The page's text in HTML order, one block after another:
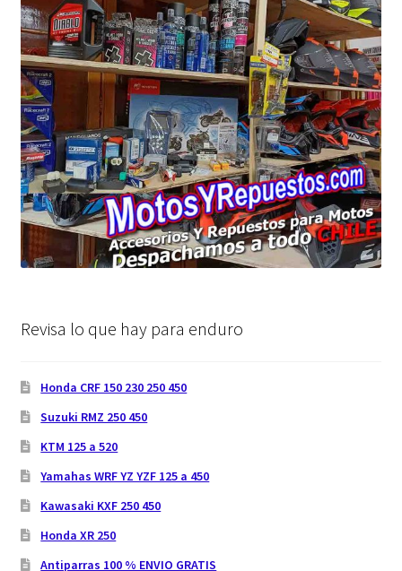
Revisa lo que hay para enduro
Honda CRF 150 230 250 450
Suzuki RMZ 250 450
KTM 125 a 520
Yamahas WRF YZ YZF 125 a 450
Kawasaki KXF 250 450
Honda XR 250
Antiparras 100 % ENVIO GRATIS